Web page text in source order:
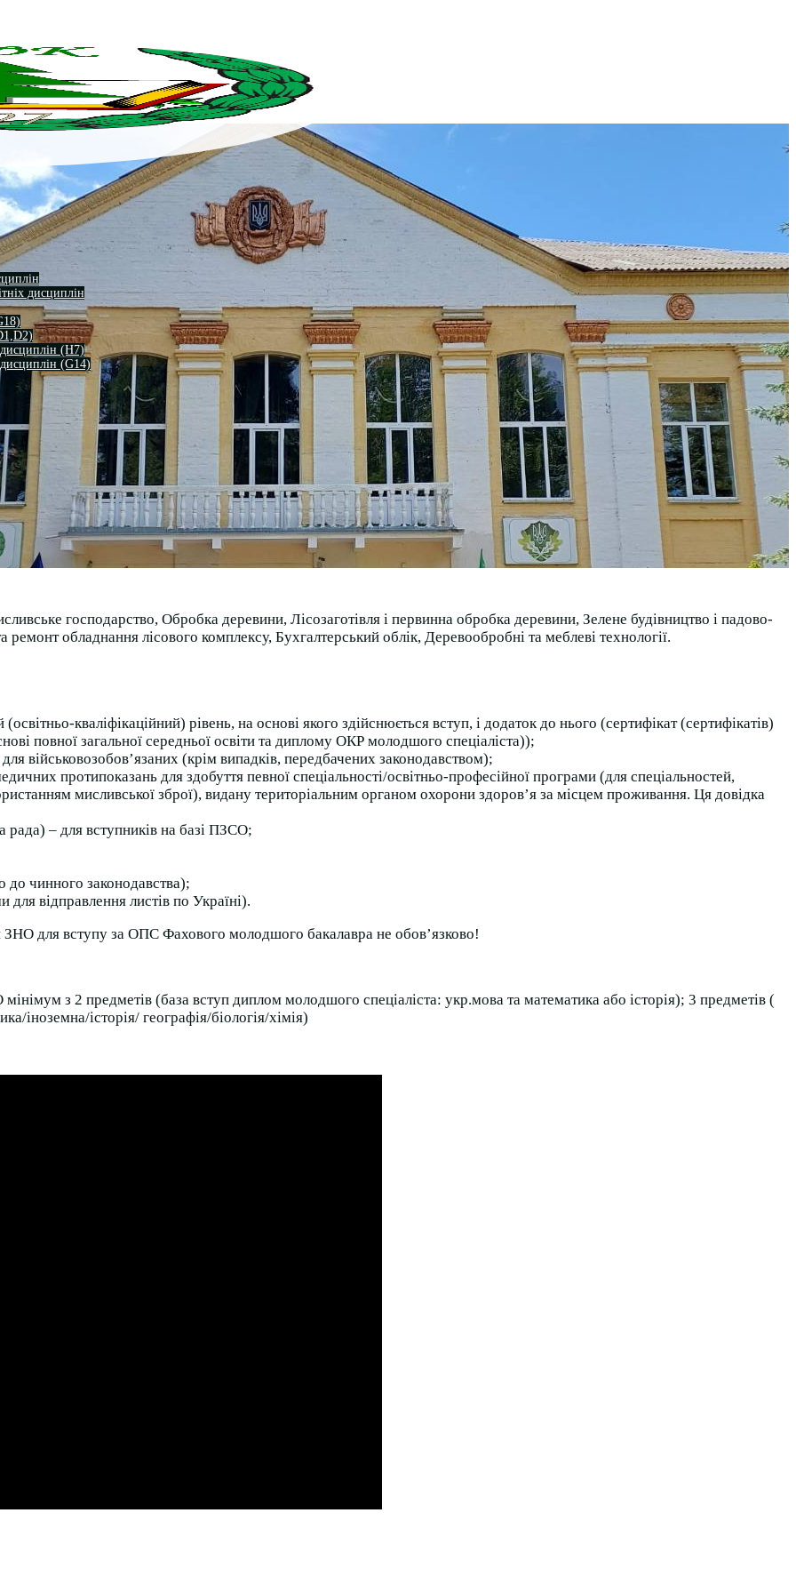
дисциплін
(H7)
(G14)
господарство, Обробка деревини, Лісозаготівля і первинна обробка деревини, Зелене будівництво і падово-
обладнання лісового комплексу, Бухгалтерський облік, Деревообробні та меблеві технології.
кваліфікаційний) рівень, на основі якого здійснюється вступ, і додаток до нього (сертифікат (сертифікатів)
повної загальної середньої освіти та диплому ОКР молодшого спеціаліста));
військовозобов’язаних (крім випадків, передбачених законодавством);
протипоказань для здобуття певної спеціальності/освітньо-професійної програми (для спеціальностей,
мисливської зброї), видану територіальним органом охорони здоров’я за місцем проживання. Ця довідка
рада) – для вступників на базі ПЗСО;
до чинного законодавства);
відправлення листів по Україні).
ЗНО для вступу за ОПС Фахового молодшого бакалавра не обов’язково!
з 2 предметів (база вступ диплом молодшого спеціаліста: укр.мова та математика або історія); 3 предметів (
іноземна/історія/ географія/біологія/хімія)